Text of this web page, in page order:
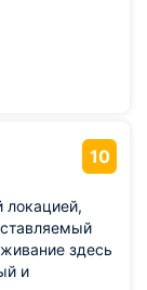
—
шепотом.
10
локацией,
здесь
и